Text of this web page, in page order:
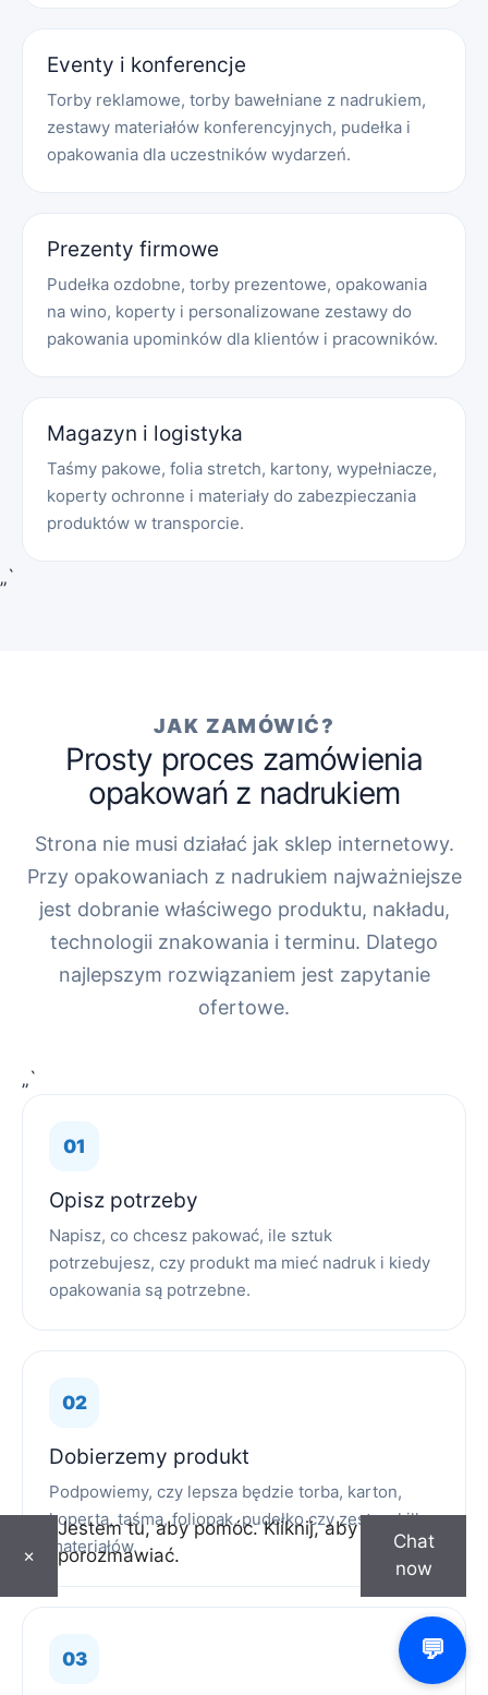
Eventy i konferencje
Torby reklamowe, torby bawełniane z nadrukiem,
zestawy materiałów konferencyjnych, pudełka i
opakowania dla uczestników wydarzeń.
Prezenty firmowe
Pudełka ozdobne, torby prezentowe, opakowania
na wino, koperty i personalizowane zestawy do
pakowania upominków dla klientów i pracowników.
Magazyn i logistyka
Taśmy pakowe, folia stretch, kartony, wypełniacze,
koperty ochronne i materiały do zabezpieczania
produktów w transporcie.
„`
JAK ZAMÓWIĆ?
Prosty proces zamówienia
opakowań z nadrukiem
Strona nie musi działać jak sklep internetowy.
Przy opakowaniach z nadrukiem najważniejsze
jest dobranie właściwego produktu, nakładu,
technologii znakowania i terminu. Dlatego
najlepszym rozwiązaniem jest zapytanie
ofertowe.
„`
Opisz potrzeby
Napisz, co chcesz pakować, ile sztuk
potrzebujesz, czy produkt ma mieć nadruk i kiedy
opakowania są potrzebne.
Dobierzemy produkt
Podpowiemy, czy lepsza będzie torba, karton,
koperta, taśma, foliopak, pudełko czy zestaw kilku
materiałów.
×
Jestem tu, aby pomóc. Kliknij, aby
porozmawiać.
Chat
now